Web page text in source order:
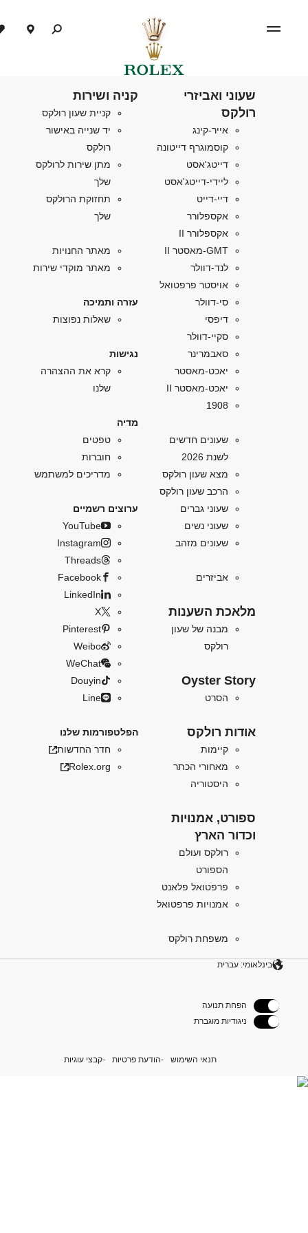
שעוני ואביזרי
רולקס
אייר-קינג
קוסמוגרף דייטונה
דייטג'אסט
ליידי-דייטג'אסט
דיי-דייט
אקספלורר
אקספלורר II
GMT-מאסטר II
לנד-דוולר
אויסטר פרפטואל
סי-דוולר
דיפסי
סקיי-דוולר
סאבמרינר
יאכט-מאסטר
יאכט-מאסטר II
1908
שעונים חדשים
לשנת 2026
מצא שעון רולקס
הרכב שעון רולקס
שעוני גברים
שעוני נשים
שעונים מזהב
אביזרים
מלאכת השענות
מבנה של שעון
רולקס
Oyster Story
הסרט
אודות רולקס
קיימות
מאחורי הכתר
היסטוריה
ספורט, אמנויות
וכדור הארץ
רולקס ועולם
הספורט
פרפטואל פלאנט
אמנויות פרפטואל
משפחת רולקס
קניה ושירות
קניית שעון רולקס
יד שנייה באישור
רולקס
מתן שירות לרולקס
שלך
תחזוקת הרולקס
שלך
מאתר החנויות
מאתר מוקדי שירות
עזרה ותמיכה
שאלות נפוצות
נגישות
קרא את ההצהרה
שלנו
מדיה
טפטים
חוברות
מדריכים למשתמש
ערוצים רשמיים
YouTube
Instagram
Threads
Facebook
LinkedIn
X
Pinterest
Weibo
WeChat
Douyin
Line
הפלטפורמות שלנו
חדר החדשות
Rolex.org
בינלאומי: עברית
הפחת תנועה
ניגודיות מוגברת
תנאי השימוש הודעת פרטיות קבצי עוגיות